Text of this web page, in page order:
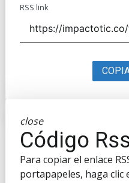
RSS link
close
Código
Para copiar el enlace
portapapeles, haga clic